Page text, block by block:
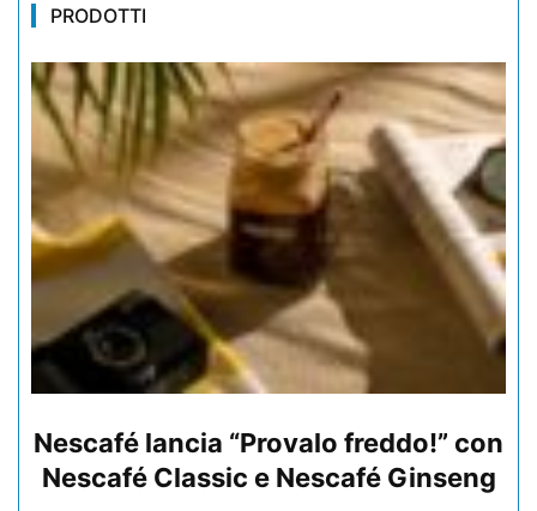
PRODOTTI
Nescafé lancia “Provalo freddo!” con
Nescafé Classic e Nescafé Ginseng